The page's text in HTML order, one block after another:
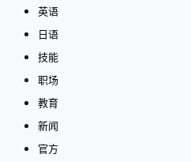
英语
日语
技能
职场
教育
新闻
官方